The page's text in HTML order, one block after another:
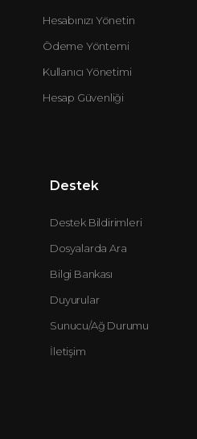
Hesabınızı Yönetin
Ödeme Yöntemi
Kullanıcı Yönetimi
Hesap Güvenliği
Destek
Destek Bildirimleri
Dosyalarda Ara
Bilgi Bankası
Duyurular
Sunucu/Ağ Durumu
İletişim